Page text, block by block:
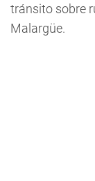
tránsito sobre
Malargüe.